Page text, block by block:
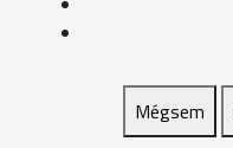
Mégsem